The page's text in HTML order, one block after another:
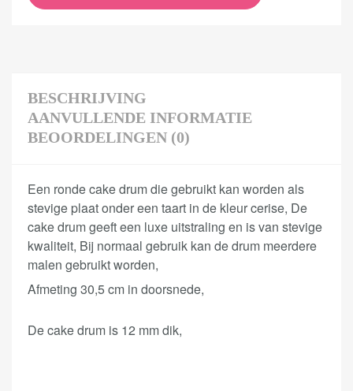
BESCHRIJVING
AANVULLENDE INFORMATIE
BEOORDELINGEN (0)
Een ronde cake drum die gebruikt kan worden als
stevige plaat onder een taart in de kleur cerise, De
cake drum geeft een luxe uitstraling en is van stevige
kwaliteit, Bij normaal gebruik kan de drum meerdere
malen gebruikt worden,
Afmeting 30,5 cm in doorsnede,
De cake drum is 12 mm dik,